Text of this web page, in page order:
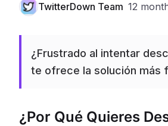
TwitterDown Team 12
¿Frustrado al intentar
te ofrece la solución más
¿Por Qué Quieres